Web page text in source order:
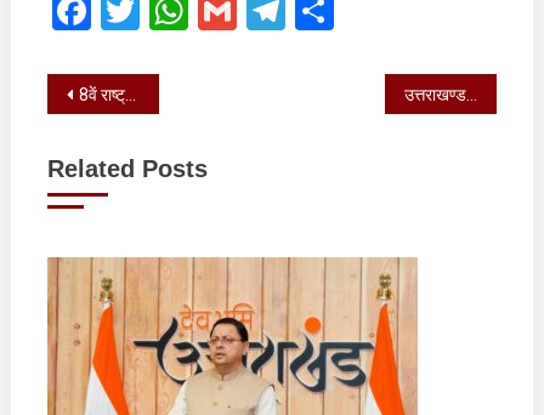
Facebook
Twitter
WhatsApp
GmailTelegram
Share
Post
8वें राष्ट्रीय खेल पर आधारित सूचना विभाग की झांकी को प्रथम स्थान मिला उत्तराखण्ड की धरती पर आगमन प्रत्येक खिलाड़ी के लिए अविस्मरणीय और गौरव का क्षण
Related Posts